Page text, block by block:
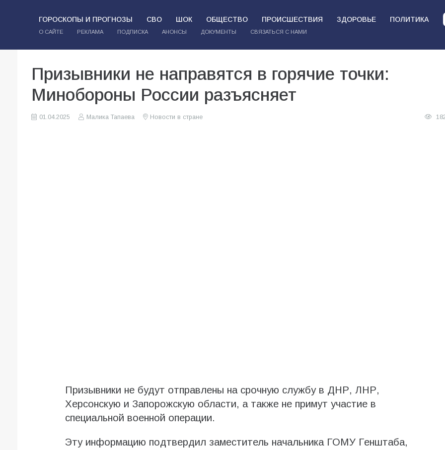
ГОРОСКОПЫ И ПРОГНОЗЫ СВО ШОК ОБЩЕСТВО ПРОИСШЕСТВИЯ ЗДОРОВЬЕ ПОЛИТИКА
О САЙТЕ РЕКЛАМА ПОДПИСКА АНОНСЫ ДОКУМЕНТЫ СВЯЗАТЬСЯ С НАМИ
Призывники не направятся в горячие точки:
Минобороны России разъясняет
01.04.2025 Малика Тапаева Новости в стране
Призывники не будут отправлены на срочную службу в ДНР, ЛНР,
Херсонскую и Запорожскую области, а также не примут участие в
специальной военной операции.
Эту информацию подтвердил заместитель начальника ГОМУ Генштаба,